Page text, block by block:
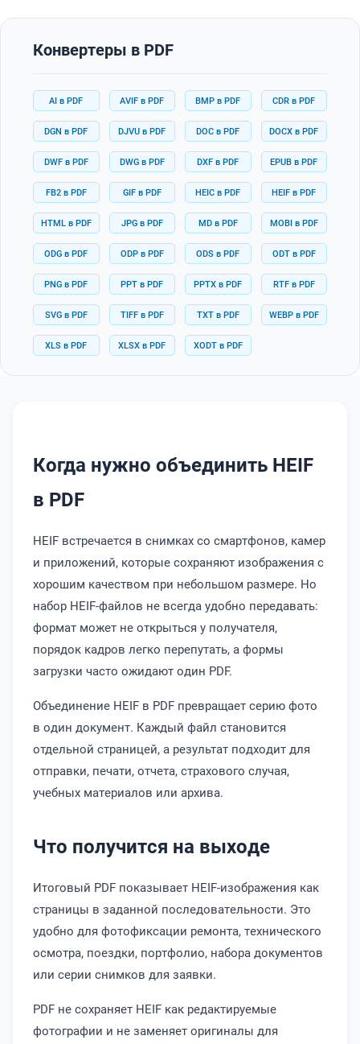
Конвертеры в PDF
AI в PDF AVIF в PDF BMP в PDF CDR в PDF
DGN в PDF DJVU в PDF DOC в PDF DOCX в PDF
DWF в PDF DWG в PDF DXF в PDF EPUB в PDF
FB2 в PDF GIF в PDF HEIC в PDF HEIF в PDF
HTML в PDF JPG в PDF MD в PDF MOBI в PDF
ODG в PDF ODP в PDF ODS в PDF ODT в PDF
PNG в PDF PPT в PDF PPTX в PDF RTF в PDF
SVG в PDF TIFF в PDF TXT в PDF WEBP в PDF
XLS в PDF XLSX в PDF XODT в PDF
Когда нужно объединить HEIF
в PDF
HEIF встречается в снимках со смартфонов, камер
и приложений, которые сохраняют изображения с
хорошим качеством при небольшом размере. Но
набор HEIF-файлов не всегда удобно передавать:
формат может не открыться у получателя,
порядок кадров легко перепутать, а формы
загрузки часто ожидают один PDF.
Объединение HEIF в PDF превращает серию фото
в один документ. Каждый файл становится
отдельной страницей, а результат подходит для
отправки, печати, отчета, страхового случая,
учебных материалов или архива.
Что получится на выходе
Итоговый PDF показывает HEIF-изображения как
страницы в заданной последовательности. Это
удобно для фотофиксации ремонта, технического
осмотра, поездки, портфолио, набора документов
или серии снимков для заявки.
PDF не сохраняет HEIF как редактируемые
фотографии и не заменяет оригиналы для